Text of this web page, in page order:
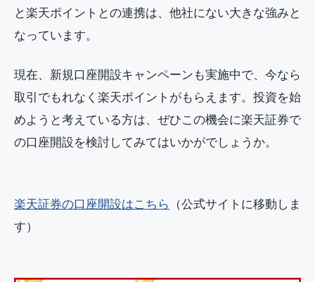
と楽天ポイントとの連携は、他社にない大きな強みと
なっています。
現在、新規口座開設キャンペーンも実施中で、今なら
取引でもれなく楽天ポイントがもらえます。投資を始
めようと考えている方は、ぜひこの機会に楽天証券で
の口座開設を検討してみてはいかがでしょうか。
楽天証券の口座開設はこちら
（公式サイトに移動しま
す）